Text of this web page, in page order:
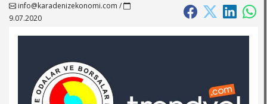
info@karadenizekonomi.com /
9.07.2020